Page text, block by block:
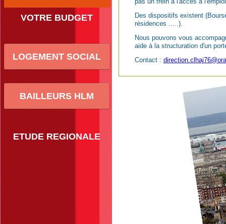
LOGEMENT SOCIAL
BAILLEURS HLM
ETUDE REGIONALE
VOTRE BUDGET
Des dispositifs existent
résidences .....).
Nous pouvons vous
aide à la structuration d'un
Contact :